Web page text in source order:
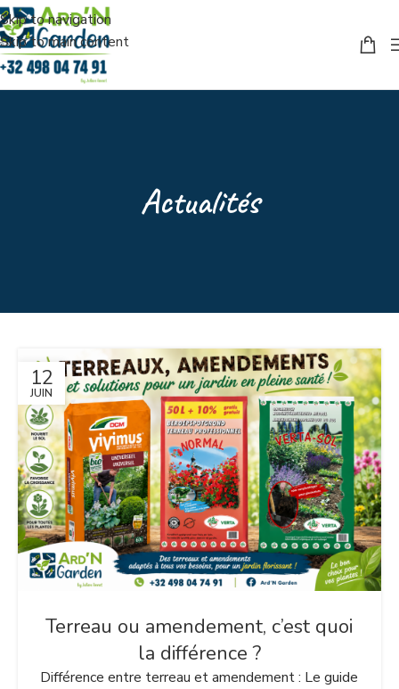
Skip to navigation
Skip to main content
Actualités
12
JUIN
Terreau ou amendement, c’est quoi
la différence ?
Différence entre terreau et amendement : Le guide